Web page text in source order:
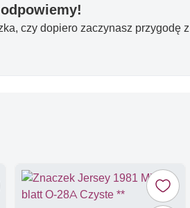
czy dopiero zaczynasz przygodę z